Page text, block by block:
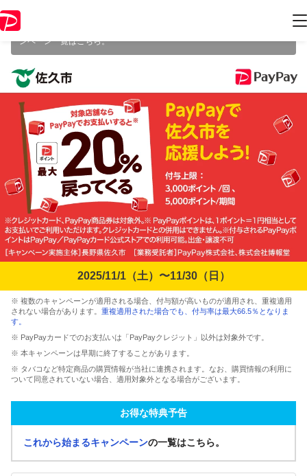
ージ内の情報はキャンペーン終了時点のものになります。
ンペーン一覧はこちら。
2025/11/1（土）〜11/30（日）
※ 複数のキャンペーンが適用される場合、付与額が高いものが適用され、重複適用
されない場合があります。 重複適用された場合でも、付与率は最大66.5％となりま
す。
※ PayPayカードでのお支払いは「PayPayクレジット」以外は対象外です。
※ 本キャンペーンは早期に終了することがあります。
※ タバコなど特定商品の購買情報が当社に連携されます。なお、購買情報の利用に
ついて同意されていない場合、適用対象外となる場合がございます。
お得な特典予告
これから始まるキャンペーンの一覧はこちら。